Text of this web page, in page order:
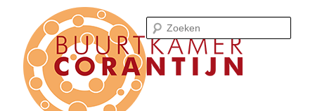
primaire
inhoud
secundaire
inhoud
Buurtkamer Corantijn
Ontmoet je buren of huur een zaal